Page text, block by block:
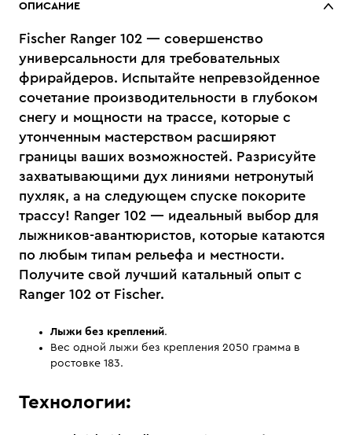
ОПИСАНИЕ
Fischer Ranger 102 — совершенство
универсальности для требовательных
фрирайдеров. Испытайте непревзойденное
сочетание производительности в глубоком
снегу и мощности на трассе, которые с
утонченным мастерством расширяют
границы ваших возможностей. Разрисуйте
захватывающими дух линиями нетронутый
пухляк, а на следующем спуске покорите
трассу! Ranger 102 — идеальный выбор для
лыжников-авантюристов, которые катаются
по любым типам рельефа и местности.
Получите свой лучший катальный опыт с
Ranger 102 от Fischer.
Лыжи без креплений.
Вес одной лыжи без крепления 2050 грамма в
ростовке 183.
Технологии: